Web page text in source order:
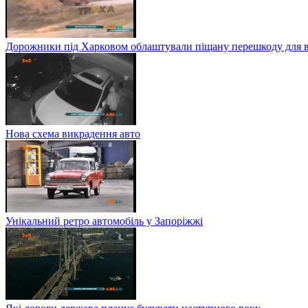
Дорожники під Харковом облаштували піщану перешкоду для
Нова схема викрадення авто
Унікальний ретро автомобіль у Запоріжжі